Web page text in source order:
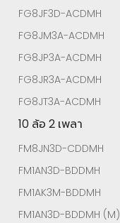
FG8JF3D-ACDMH
FG8JM3A-ACDMH
FG8JP3A-ACDMH
FG8JR3A-ACDMH
FG8JT3A-ACDMH
10 ล้อ 2 เพลา
FM8JN3D-CDDMH
FM1AN3D-BDDMH
FM1AK3M-BDDMH
FM1AN3D-BDDMH (M)